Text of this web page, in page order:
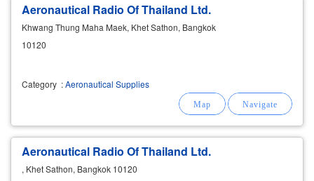
Aeronautical Radio Of Thailand Ltd.
Khwang Thung Maha Maek, Khet Sathon, Bangkok
10120
Category :Aeronautical Supplies
Aeronautical Radio Of Thailand Ltd.
, Khet Sathon, Bangkok 10120